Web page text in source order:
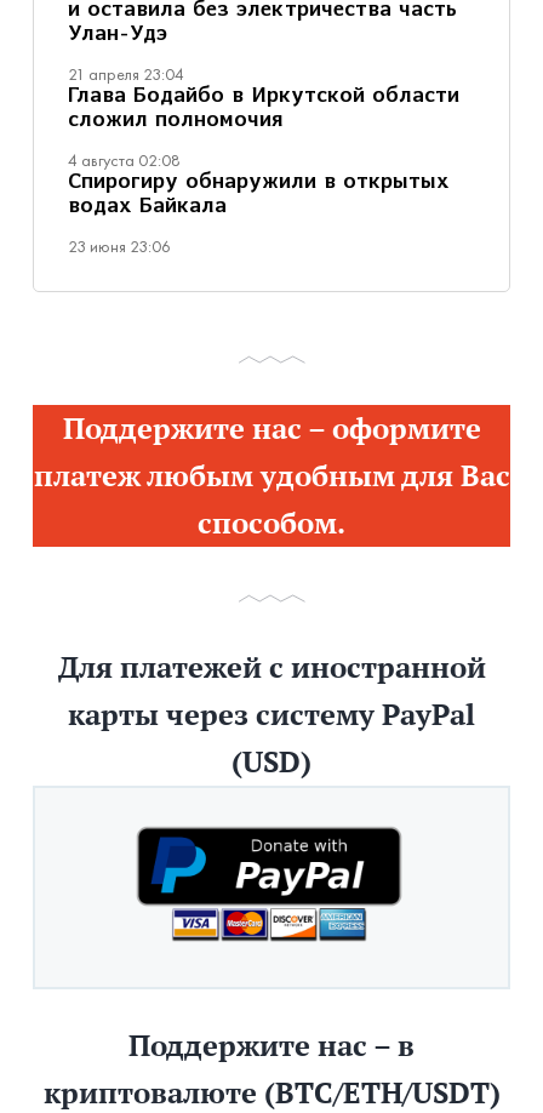
и оставила без электричества часть
Улан-Удэ
21 апреля 23:04
Глава Бодайбо в Иркутской области
сложил полномочия
4 августа 02:08
Спирогиру обнаружили в открытых
водах Байкала
23 июня 23:06
Поддержите нас – оформите
платеж любым удобным для Вас
способом.
Для платежей с иностранной
карты через систему PayPal
(USD)
Поддержите нас – в
криптовалюте (BTC/ETH/USDT)